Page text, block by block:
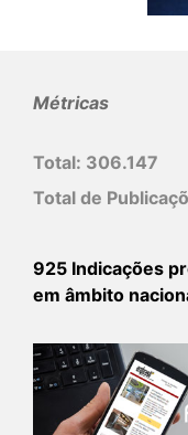
Métricas
Total: 306.147
Total de
925 Indicações
em âmbito